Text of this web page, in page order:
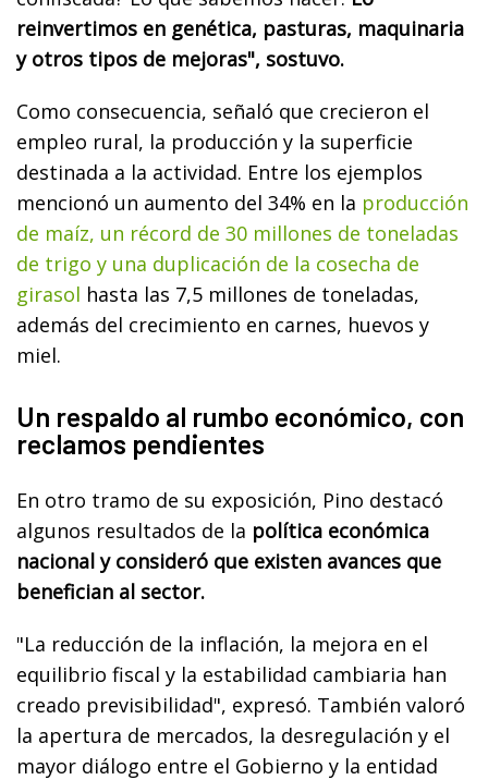
reinvertimos en genética, pasturas, maquinaria
y otros tipos de mejoras", sostuvo.
Como consecuencia, señaló que crecieron el
empleo rural, la producción y la superficie
destinada a la actividad. Entre los ejemplos
mencionó un aumento del 34% en la producción
de maíz, un récord de 30 millones de toneladas
de trigo y una duplicación de la cosecha de
girasol hasta las 7,5 millones de toneladas,
además del crecimiento en carnes, huevos y
miel.
Un respaldo al rumbo económico, con
reclamos pendientes
En otro tramo de su exposición, Pino destacó
algunos resultados de la política económica
nacional y consideró que existen avances que
benefician al sector.
"La reducción de la inflación, la mejora en el
equilibrio fiscal y la estabilidad cambiaria han
creado previsibilidad", expresó. También valoró
la apertura de mercados, la desregulación y el
mayor diálogo entre el Gobierno y la entidad